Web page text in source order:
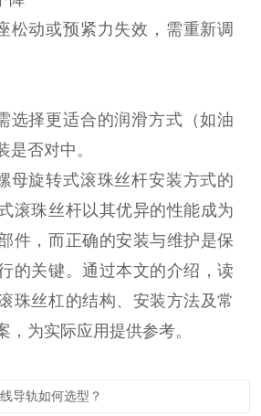
松动或预紧力失效，需重新调
选择更适合的润滑方式（如油
是否对中。
母旋转式滚珠丝杆安装方式的
滚珠丝杆以其优异的性能成为
件，而正确的安装与维护是保
的关键。通过本文的介绍，读
珠丝杠的结构、安装方法及常
，为实际应用提供参考。
导轨如何选型？